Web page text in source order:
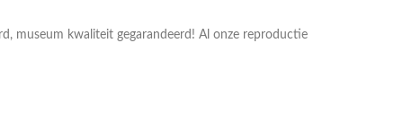
museum kwaliteit gegarandeerd! Al onze reproductie